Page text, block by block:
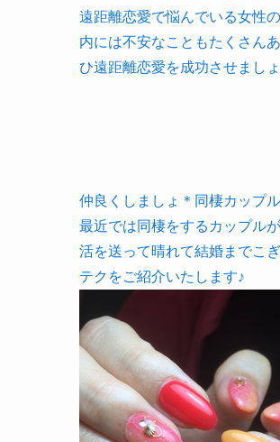
遠距離恋愛で悩んでいる女性
内には不安なこともたくさん
ひ遠距離恋愛を成功させましょ
仲良くしましょ＊同棲カップ
最近では同棲をするカップル
活を送って晴れて結婚までこ
テクをご紹介いたします♪